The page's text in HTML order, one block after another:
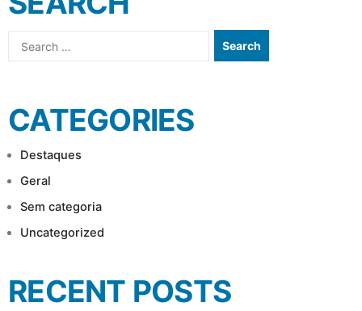
Search
CATEGORIES
Destaques
Geral
Sem categoria
Uncategorized
RECENT POSTS